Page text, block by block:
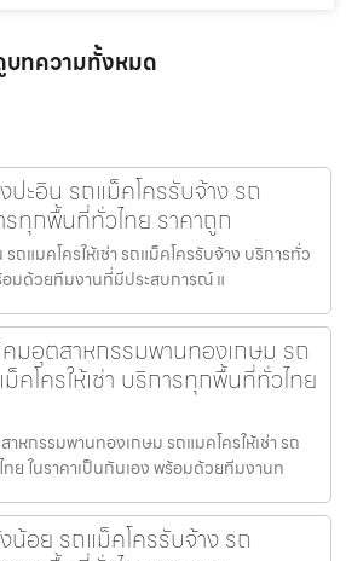
บทความทั้งหมด
ปะอิน รถแม็คโครรับจ้าง รถ
รทุกพื้นที่ทั่วไทย ราคาถูก
รถแมคโครให้เช่า รถแม็คโครรับจ้าง บริการทั่ว
อมด้วยทีมงานที่มีประสบการณ์ แ
มอุตสาหกรรมพานทองเกษม รถ
คโครให้เช่า บริการทุกพื้นที่ทั่วไทย
หกรรมพานทองเกษม รถแมคโครให้เช่า รถ
ย ในราคาเป็นกันเอง พร้อมด้วยทีมงานท
น้อย รถแม็คโครรับจ้าง รถ